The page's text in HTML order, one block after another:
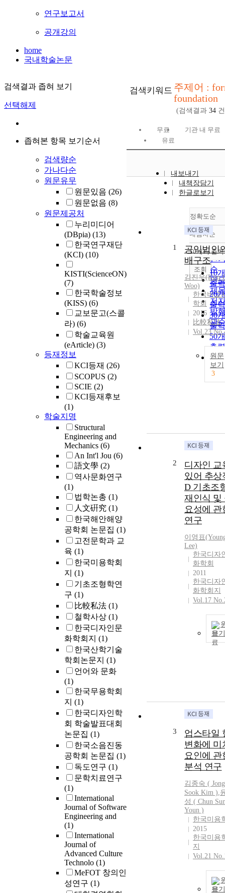
연구보고서
공개강의
home
국내학술논문
검색결과 좁혀 보기
선택해제
좁혀본 항목 보기순서
검색량순
가나다순
원문유무
원문있음 (26)
원문없음 (8)
원문제공처
누리미디어
(DBpia) (13)
한국연구재단
(KCI) (10)
KISTI(ScienceON)
(7)
한국학술정보
(KISS) (6)
교보문고(스콜
라) (6)
학술교육원
(eArticle) (3)
등재정보
KCI등재 (26)
SCOPUS (2)
SCIE (2)
KCI등재후보
(1)
학술지명
Structural
Engineering and
Mechanics (6)
An Int'l Jou (6)
語文學 (2)
역사문화연구
(1)
법학논총 (1)
人文硏究 (1)
한국해안해양
공학회 논문집 (1)
고전문학과 교
육 (1)
한국미용학회
지 (1)
기초조형학연
구 (1)
比較私法 (1)
철학사상 (1)
한국디자인문
화학회지 (1)
한국산학기술
학회논문지 (1)
언어와 문화
(1)
한국무용학회
지 (1)
한국디자인학
회 학술발표대회
논문집 (1)
한국소음진동
공학회 논문집 (1)
독도연구 (1)
문학치료연구
(1)
International
Journal of Software
Engineering and
(1)
International
Journal of
Advanced Culture
Technolo (1)
MeFOT 창의인
성연구 (1)
검색키워드 주제어 :
foundation
(검색결과 34
무료
기관 내 무료
유료
내보내기
내책장담기
한글로보기
정확도순
정
순
인
순
연
제
저
발
관
내림차순
내
10개씩 출력
10
출력
20
출력
30
출력
50
출력
100
출력
조회
1
공익법인
배구조
김진우(Kim
Woo)
한국비교
학회
2016
比較私法
Vol.23
원문
보기
3
2
디자인 교
있어 추상
D 기초조
재인식 및
요성에 관
연구
이영표
Lee)
한국디자
화학회
2011
한국디자
화학회지
Vol.17
보기
3
업스타일
변화에 미
요인에 관
분석 연구
김종숙 ( Jong
Sook Kim ),
성 ( Chun
Youn )
한국미용
2015
한국미용
지
Vol.21
보기